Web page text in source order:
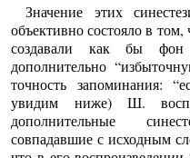
Значение этих
объективно состояло в
создавали как бы фон
дополнительно
точность запоминания:
увидим ниже) Ш.
дополнительные
совпадавшие с исходным